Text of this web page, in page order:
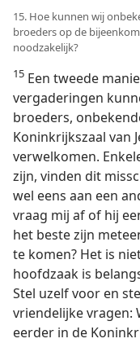
15. Hoe kunnen wij
broeders op de
noodzakelijk?
15 Een tweede
vergaderingen
broeders,
Koninkrijkszaal van
verwelkomen.
zijn, vinden dit
wel eens aan een
vraag mij af of hij
het beste zijn
te komen? Het is
hoofdzaak is
Stel uzelf voor en
vriendelijke vragen:
eerder in de